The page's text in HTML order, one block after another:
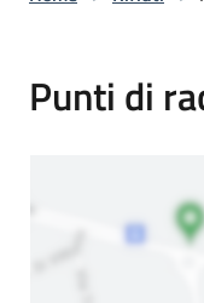
Punti di